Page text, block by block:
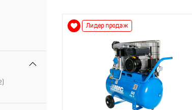
Лидер продаж